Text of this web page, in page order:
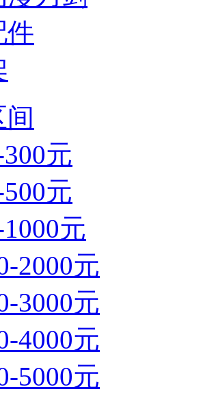
件
元
元
元
2000元
3000元
4000元
5000元